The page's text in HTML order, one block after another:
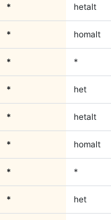
* hetalt
* homalt
* *
* het
* hetalt
* homalt
* *
* het